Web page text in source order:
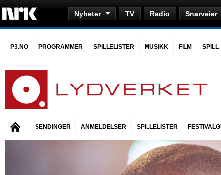
Nyheter TV Radio Snarveier
P3.NO PROGRAMMER SPILLELISTER MUSIKK FILM SPILL
SENDINGER ANMELDELSER SPILLELISTER